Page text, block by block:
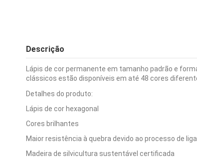
Descrição
Lápis de cor permanente em tamanho padrão e
clássicos estão disponíveis em até 48 cores
Detalhes do produto:
Lápis de cor hexagonal
Cores brilhantes
Maior resistência à quebra devido ao processo de
Madeira de silvicultura sustentável certificada